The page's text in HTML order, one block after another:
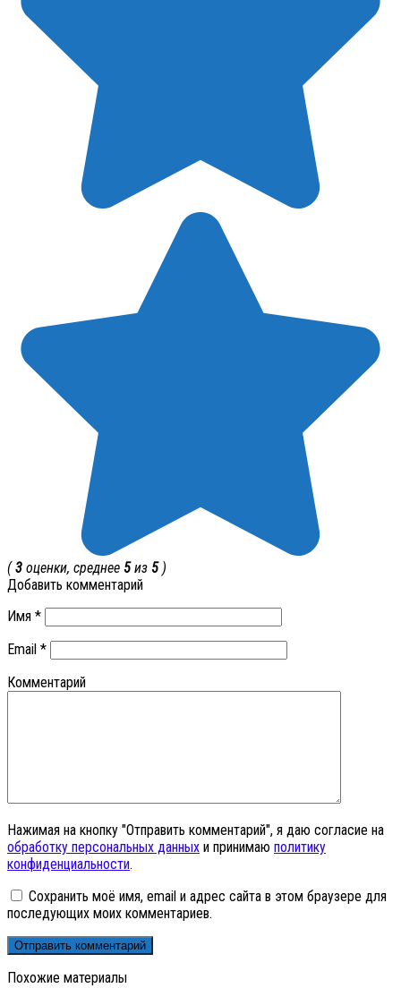
( 3 оценки, среднее 5из 5)
Добавить комментарий
Имя *
Email *
Комментарий
Нажимая на кнопку "Отправить комментарий", я даю согласие на
обработку персональных данных и принимаю политику
конфиденциальности.
Сохранить моё имя, email и адрес сайта в этом браузере для
последующих моих комментариев.
Похожие материалы